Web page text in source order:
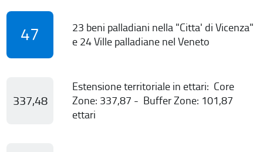
47
23 beni palladiani nella "Citta' di Vicenza"
e 24 Ville palladiane nel Veneto
337,48
Estensione territoriale in ettari: Core
Zone: 337,87 - Buffer Zone: 101,87
ettari